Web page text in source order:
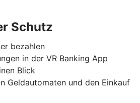
Schutz
bezahlen
in der VR Banking App
Blick
Geldautomaten und den Einkauf